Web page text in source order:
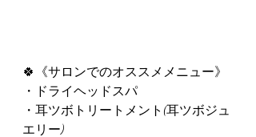
🍀《サロンでのオススメメニュー》
・ドライヘッドスパ
・耳ツボトリートメント(耳ツボジュ
エリー)